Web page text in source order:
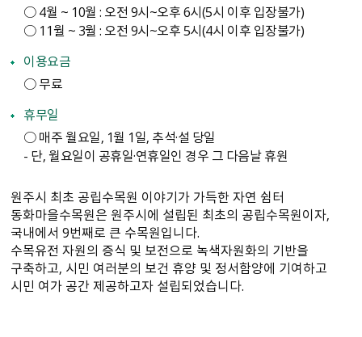
○ 4월 ~ 10월 : 오전 9시~오후 6시(5시 이후 입장불가)
○ 11월 ~ 3월 : 오전 9시~오후 5시(4시 이후 입장불가)
이용요금
○ 무료
휴무일
○ 매주 월요일, 1월 1일, 추석·설 당일
- 단, 월요일이 공휴일·연휴일인 경우 그 다음날 휴원
원주시 최초 공립수목원 이야기가 가득한 자연 쉼터
동화마을수목원은 원주시에 설립된 최초의 공립수목원이자,
국내에서 9번째로 큰 수목원입니다.
수목유전 자원의 증식 및 보전으로 녹색자원화의 기반을
구축하고, 시민 여러분의 보건 휴양 및 정서함양에 기여하고
시민 여가 공간 제공하고자 설립되었습니다.